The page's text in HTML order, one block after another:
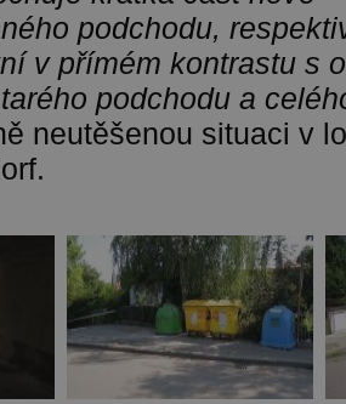
podchodu,
v přímém kontrastu s
podchodu a
neutěšenou situaci v